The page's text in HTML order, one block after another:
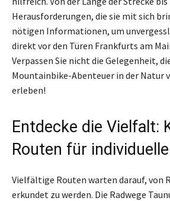
Herausforderungen, die sie mit sich
nötigen Informationen, um
direkt vor den Türen Frankfurts am
Verpassen Sie nicht die Gelegenheit,
Mountainbike-Abenteuer in der Natur
erleben!
Entdecke die Vielfalt:
Routen für
Vielfältige Routen warten darauf, von
erkundet zu werden. Die Radwege